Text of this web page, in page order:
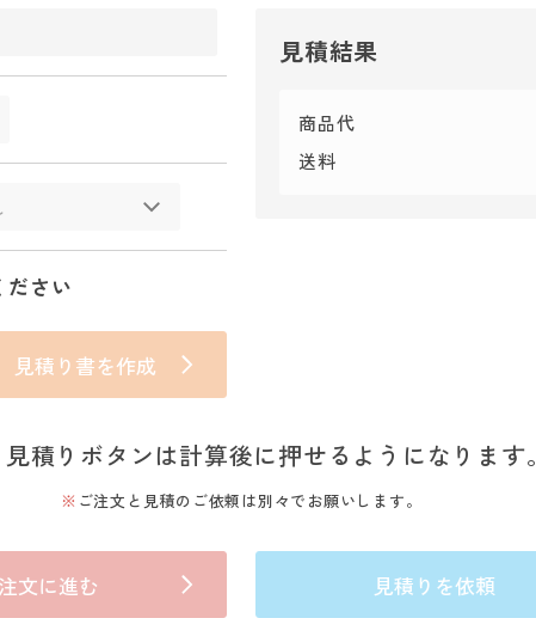
ださい
見積り書を作成
見積結果
商品代
送料
積りボタンは計算後に押せるようになります。
ご注文と見積のご依頼は別々でお願いします。
注文に進む 見積りを依頼